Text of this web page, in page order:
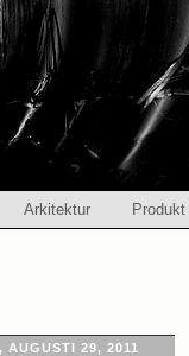
Arkitektur Produkt
AUGUSTI 29, 2011